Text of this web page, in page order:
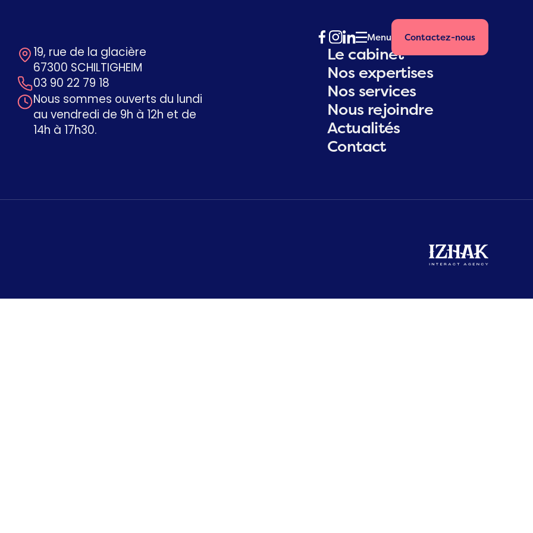
Menu Contactez-nous
19, rue de la glacière
67300 SCHILTIGHEIM
03 90 22 79 18
Nous sommes ouverts du lundi
au vendredi de 9h à 12h et de
14h à 17h30.
Le cabinet
Nos expertises
Nos services
Nous rejoindre
Actualités
Contact